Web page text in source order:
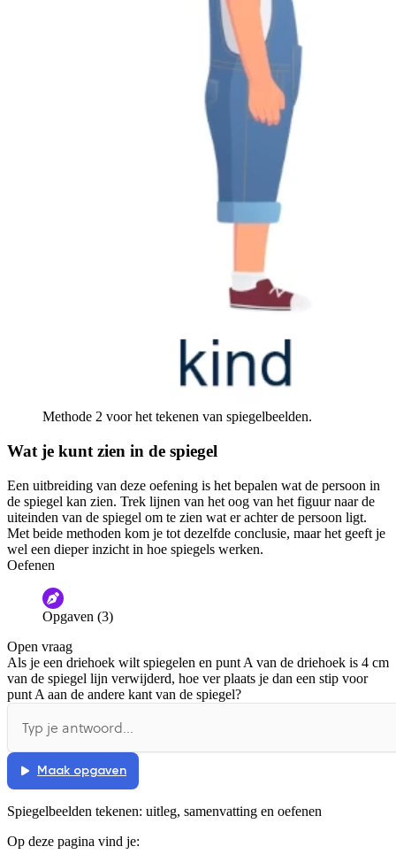
Methode 2 voor het tekenen van spiegelbeelden.
Wat je kunt zien in de spiegel
Een uitbreiding van deze oefening is het bepalen wat de persoon in
de spiegel kan zien. Trek lijnen van het oog van het figuur naar de
uiteinden van de spiegel om te zien wat er achter de persoon ligt.
Met beide methoden kom je tot dezelfde conclusie, maar het geeft je
wel een dieper inzicht in hoe spiegels werken.
Oefenen
Opgaven (3)
Open vraag
Als je een driehoek wilt spiegelen en punt A van de driehoek is 4 cm
van de spiegel lijn verwijderd, hoe ver plaats je dan een stip voor
punt A aan de andere kant van de spiegel?
Maak opgaven
Spiegelbeelden tekenen: uitleg, samenvatting en oefenen
Op deze pagina vind je: